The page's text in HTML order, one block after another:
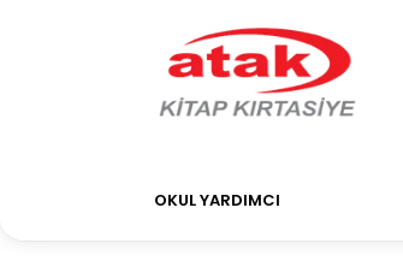
OKUL YARDIMCI